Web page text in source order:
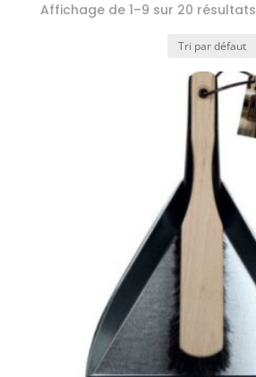
Affichage de 1–9 sur 20 résultats